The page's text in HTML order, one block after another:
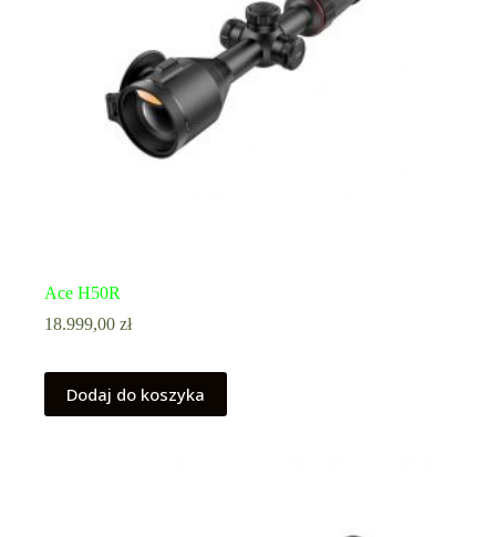
Ace H50R
18.999,00 zł
Dodaj do koszyka